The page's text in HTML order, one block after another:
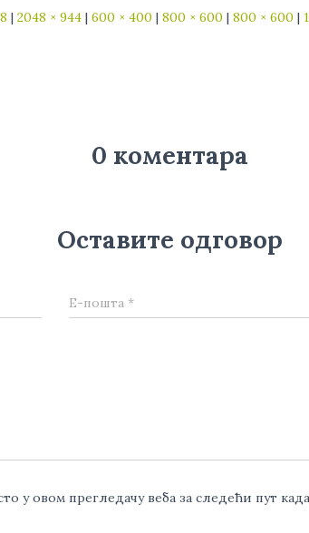
| 2048 × 944 | 600 × 400 | 800 × 600 | 800 × 600 |
0 коментара
Оставите одговор
Е-пошта *
у овом прегледачу веба за следећи пут